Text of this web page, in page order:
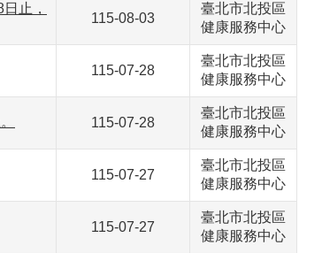
止，
115-08-03
臺北市北投區
健康服務中心
115-07-28
臺北市北投區
健康服務中心
115-07-28
臺北市北投區
健康服務中心
115-07-27
臺北市北投區
健康服務中心
115-07-27
臺北市北投區
健康服務中心